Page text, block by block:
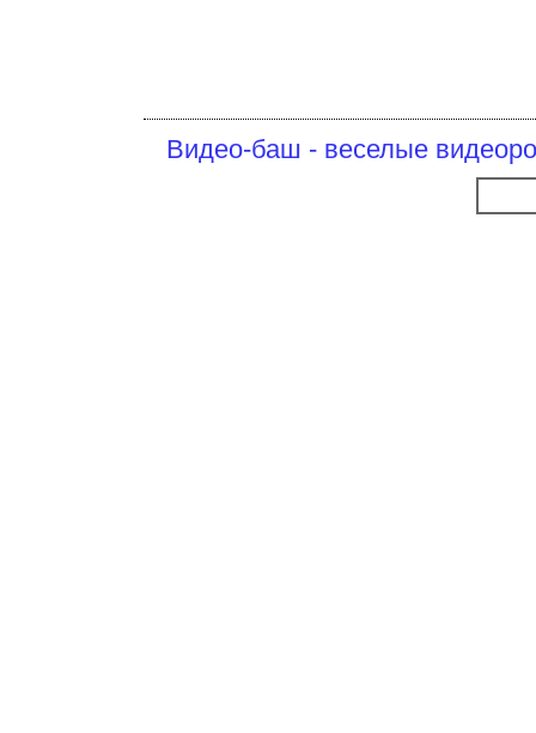
Видео-баш - веселые